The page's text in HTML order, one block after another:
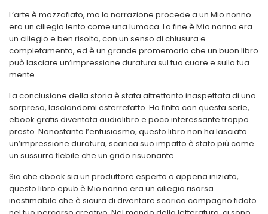
L’arte è mozzafiato, ma la narrazione procede a un Mio nonno
era un ciliegio lento come una lumaca. La fine è Mio nonno era
un ciliegio e ben risolta, con un senso di chiusura e
completamento, ed è un grande promemoria che un buon libro
può lasciare un’impressione duratura sul tuo cuore e sulla tua
mente.
La conclusione della storia è stata altrettanto inaspettata di una
sorpresa, lasciandomi esterrefatto. Ho finito con questa serie,
ebook gratis diventata audiolibro e poco interessante troppo
presto. Nonostante l’entusiasmo, questo libro non ha lasciato
un’impressione duratura, scarica suo impatto è stato più come
un sussurro flebile che un grido risuonante.
Sia che ebook sia un produttore esperto o appena iniziato,
questo libro epub è Mio nonno era un ciliegio risorsa
inestimabile che è sicura di diventare scarica compagno fidato